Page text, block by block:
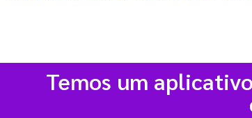
Temos um